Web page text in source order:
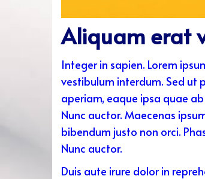
Aliquam erat
Integer in sapien. Lorem
vestibulum interdum. Sed ut
aperiam, eaque ipsa quae
Nunc auctor. Maecenas
bibendum justo non orci.
Nunc auctor.
Duis aute irure dolor in